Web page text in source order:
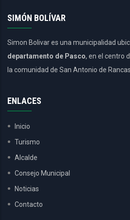
SIMÓN BOLÍVAR
Simon Bolivar es una municipalidad
departamento de Pasco, en el centro
la comunidad de San Antonio de Rancas.
ENLACES
Inicio
Turismo
Alcalde
Consejo Municipal
Noticias
Contacto